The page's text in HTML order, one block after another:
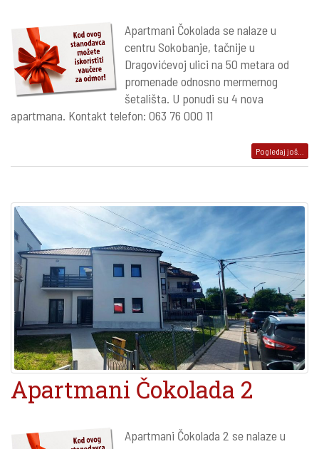
Apartmani Čokolada se nalaze u
centru Sokobanje, tačnije u
Dragovićevoj ulici na 50 metara od
promenade odnosno mermernog
šetališta. U ponudi su 4 nova
apartmana. Kontakt telefon: 063 76 000 11
Pogledaj još...
Apartmani Čokolada 2
Apartmani Čokolada 2 se nalaze u